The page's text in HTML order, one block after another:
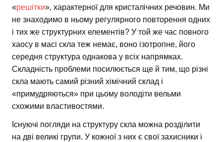
«решітки», характерної для кристалічних речовин. Ми
не знаходимо в ньому регулярного повторення одних
і тих же структурних елементів? У той же час повного
хаосу в масі скла теж немає, воно ізотропне, його
середня структура однакова у всіх напрямках.
Складність проблеми посилюється ще й тим, що різні
скла мають самий різний хімічний склад і
«примудряються» при цьому володіти вельми
схожими властивостями.
Існуючі погляди на структуру скла можна розділити
на дві великі групи. У кожної з них є свої захисники і